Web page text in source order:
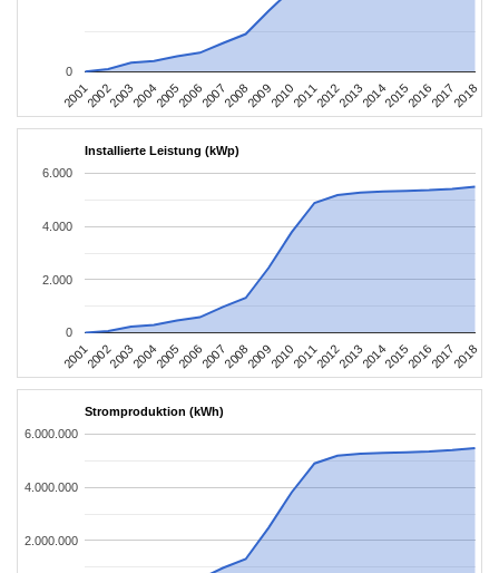
200120022003200420052006200720082009201020112012201320142015201620172018
0
Installierte Leistung (kWp)
200120022003200420052006200720082009201020112012201320142015201620172018
0
2.000
4.000
6.000
Stromproduktion (kWh)
2.000.000
4.000.000
6.000.000